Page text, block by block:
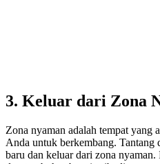
3. Keluar dari Zona
Zona nyaman adalah tempat yang
Anda untuk berkembang. Tantang
baru dan keluar dari zona